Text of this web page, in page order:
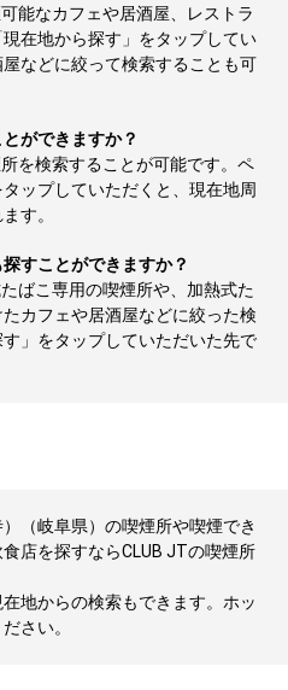
能なカフェや居酒屋、レストラ
在地から探す」をタップしてい
などに絞って検索することも可
ができますか？
を検索することが可能です。ペ
ップしていただくと、現在地周
す。
すことができますか？
ばこ専用の喫煙所や、加熱式た
カフェや居酒屋などに絞った検
」をタップしていただいた先で
（岐阜県）の喫煙所や喫煙でき
店を探すならCLUB JTの喫煙所
地からの検索もできます。ホッ
さい。